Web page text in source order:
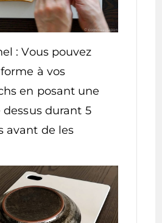
: Vous pouvez
à vos
en posant une
dessus durant 5
avant de les